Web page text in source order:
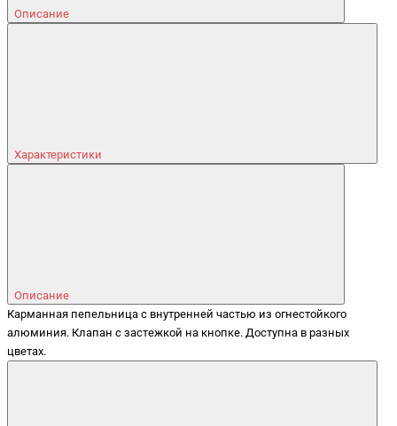
Описание
Характеристики
Описание
Карманная пепельница с внутренней частью из огнестойкого
алюминия. Клапан с застежкой на кнопке. Доступна в разных
цветах.